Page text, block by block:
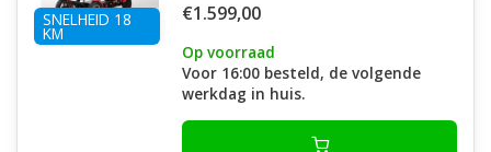
SNELHEID 18
KM
€1.599,00
Op voorraad
Voor 16:00 besteld, de volgende
werkdag in huis.